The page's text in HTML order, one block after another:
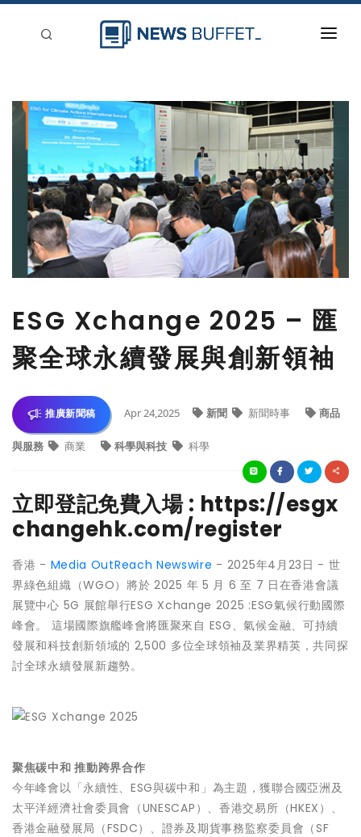
新聞稿分類
登入
刊登
ESG Xchange 2025 – 匯
聚全球永續發展與創新領袖
推廣新聞稿 Apr 24,2025 新聞 新聞時事 商品
與服務 商業 科學與科技 科學
立即登記免費入場 : https://esgx
changehk.com/register
香港 - Media OutReach Newswire - 2025年4月23日 - 世
界綠色組織（WGO）將於 2025 年 5 月 6 至 7 日在香港會議
展覽中心 5G 展館舉行ESG Xchange 2025 :ESG氣候行動國際
峰會。 這場國際旗艦峰會將匯聚來自 ESG、氣候金融、可持續
發展和科技創新領域的 2,500 多位全球領袖及業界精英，共同探
討全球永續發展新趨勢。
聚焦碳中和 推動跨界合作
今年峰會以「永續性、ESG與碳中和」為主題，獲聯合國亞洲及
太平洋經濟社會委員會（UNESCAP）、香港交易所（HKEX）、
香港金融發展局（FSDC）、證券及期貨事務監察委員會（SF